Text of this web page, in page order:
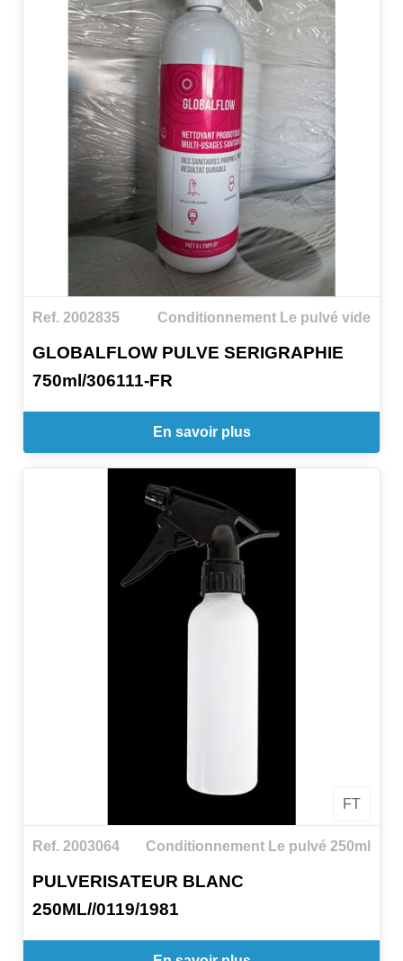
Ref. 2002835 Conditionnement Le pulvé vide
GLOBALFLOW PULVE SERIGRAPHIE
750ml/306111-FR
En savoir plus
FT
Ref. 2003064 Conditionnement Le pulvé 250ml
PULVERISATEUR BLANC
250ML//0119/1981